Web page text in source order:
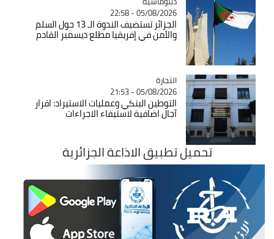
05/08/2026 - 22:58
الجزائر تستضيف الندوة الـ 13 حول السلم
والأمن في إفريقيا مطلع ديسمبر القادم
Catégorie
التجارة
05/08/2026 - 21:53
التوطين البنكي وعمليات الاستيراد: اقرار
آجال اضافية لاستيفاء الاجراءات
تحميل تطبيق الاذاعة الجزائرية